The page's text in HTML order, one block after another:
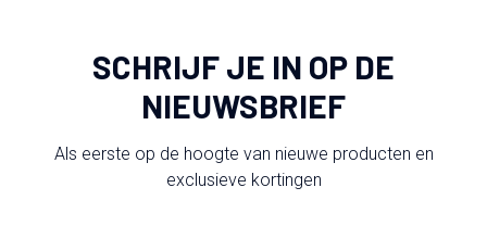
SCHRIJF JE IN OP DE
NIEUWSBRIEF
Als eerste op de hoogte van nieuwe producten en
exclusieve kortingen